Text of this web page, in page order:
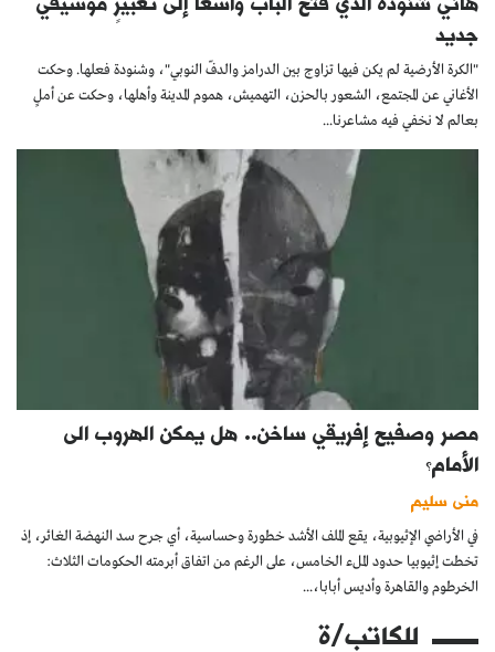
جديد
"الكرة الأرضية لم يكن فيها تزاوج بين الدرامز والدفّ النوبي"، وشنودة فعلها. وحكت
الأغاني عن المجتمع، الشعور بالحزن، التهميش، هموم المدينة وأهلها، وحكت عن أملٍ
بعالم لا نخفي فيه مشاعرنا...
مصر وصفيح إفريقي ساخن.. هل يمكن الهروب الى
الأمام؟
منى سليم
في الأراضي الإثيوبية، يقع الملف الأشد خطورة وحساسية، أي جرح سد النهضة الغائر، إذ
تخطت إثيوبيا حدود الملء الخامس، على الرغم من اتفاق أبرمته الحكومات الثلاث:
الخرطوم والقاهرة وأديس أبابا،...
للكاتب/ة